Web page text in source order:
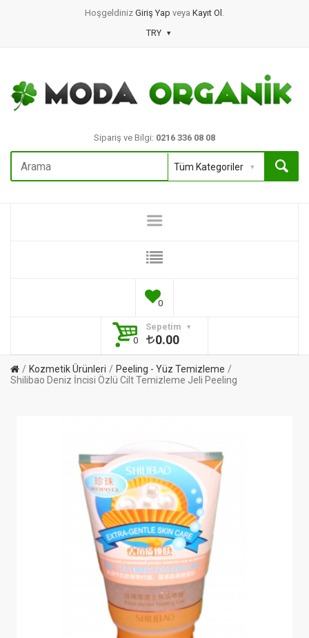
Hoşgeldiniz Giriş Yap veya Kayıt Ol .
TRY
Sipariş ve Bilgi: 0216 336 08 08
0
Sepetim
0
0.00
Kozmetik Ürünleri
Peeling - Yüz Temizleme
Shilibao Deniz İncisi Özlü Cilt Temizleme Jeli Peeling